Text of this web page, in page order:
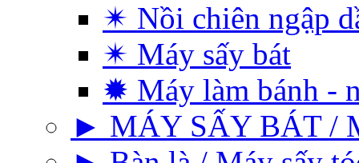
✴ Nồi chiên ngập
✴ Máy sấy bát
✹ Máy làm bánh -
► MÁY SẤY BÁT /